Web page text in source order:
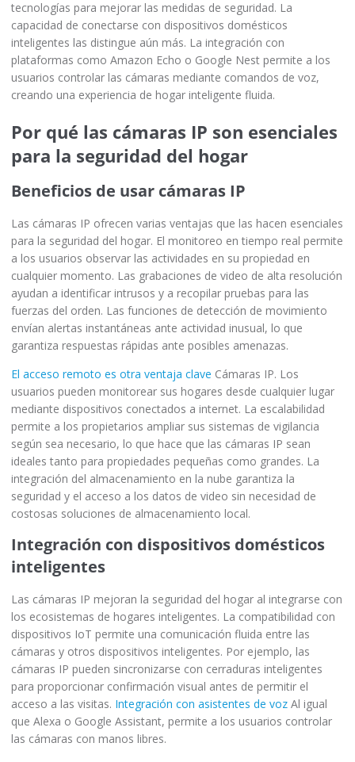
tecnologías para mejorar las medidas de seguridad. La
capacidad de conectarse con dispositivos domésticos
inteligentes las distingue aún más. La integración con
plataformas como Amazon Echo o Google Nest permite a los
usuarios controlar las cámaras mediante comandos de voz,
creando una experiencia de hogar inteligente fluida.
Por qué las cámaras IP son esenciales
para la seguridad del hogar
Beneficios de usar cámaras IP
Las cámaras IP ofrecen varias ventajas que las hacen esenciales
para la seguridad del hogar. El monitoreo en tiempo real permite
a los usuarios observar las actividades en su propiedad en
cualquier momento. Las grabaciones de video de alta resolución
ayudan a identificar intrusos y a recopilar pruebas para las
fuerzas del orden. Las funciones de detección de movimiento
envían alertas instantáneas ante actividad inusual, lo que
garantiza respuestas rápidas ante posibles amenazas.
El acceso remoto es otra ventaja clave Cámaras IP. Los
usuarios pueden monitorear sus hogares desde cualquier lugar
mediante dispositivos conectados a internet. La escalabilidad
permite a los propietarios ampliar sus sistemas de vigilancia
según sea necesario, lo que hace que las cámaras IP sean
ideales tanto para propiedades pequeñas como grandes. La
integración del almacenamiento en la nube garantiza la
seguridad y el acceso a los datos de video sin necesidad de
costosas soluciones de almacenamiento local.
Integración con dispositivos domésticos
inteligentes
Las cámaras IP mejoran la seguridad del hogar al integrarse con
los ecosistemas de hogares inteligentes. La compatibilidad con
dispositivos IoT permite una comunicación fluida entre las
cámaras y otros dispositivos inteligentes. Por ejemplo, las
cámaras IP pueden sincronizarse con cerraduras inteligentes
para proporcionar confirmación visual antes de permitir el
acceso a las visitas. Integración con asistentes de voz Al igual
que Alexa o Google Assistant, permite a los usuarios controlar
las cámaras con manos libres.